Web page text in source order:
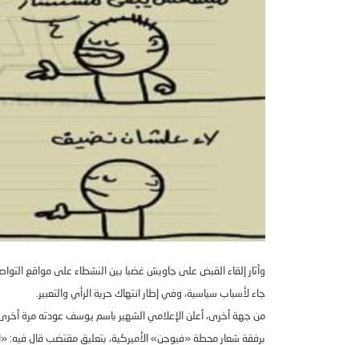
وأثار إلقاء القبض على جاويش غضبا بين النشطاء على مواقع
جاء لأسباب سياسية، وفي إطار انتهاك حرية الرأي والتعبير.
من جهة أخرى، أعلن الإعلامي الشهير باسم يوسف عودته مرة
برفقة شعار محطة «فيوجن» الأميركية، بتعليق مقتضب قال فيه: «